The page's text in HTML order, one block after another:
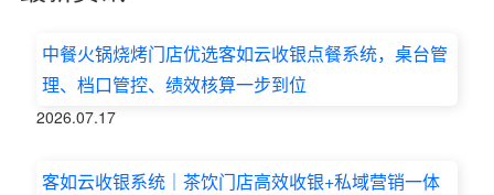
中餐火锅烧烤门店优选客如云收银点餐系统，桌台管
理、档口管控、绩效核算一步到位
2026.07.17
客如云收银系统｜茶饮门店高效收银+私域营销一体